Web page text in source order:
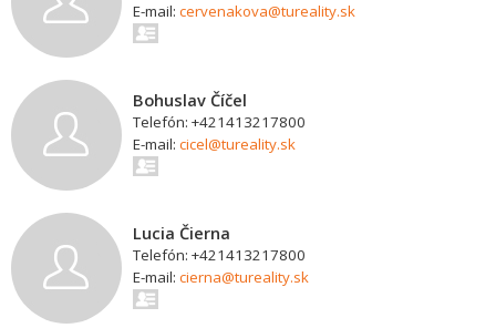
E-mail: cervenakova@tureality.sk
Bohuslav Číčel
Telefón: +421413217800
E-mail: cicel@tureality.sk
Lucia Čierna
Telefón: +421413217800
E-mail: cierna@tureality.sk